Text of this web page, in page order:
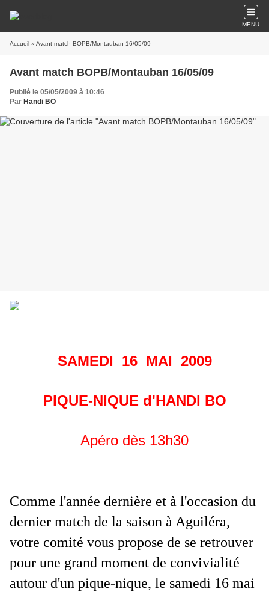
MENU
Accueil » Avant match BOPB/Montauban 16/05/09
Avant match BOPB/Montauban 16/05/09
Publié le 05/05/2009 à 10:46
Par Handi BO
SAMEDI 16 MAI 2009
PIQUE-NIQUE d'HANDI BO
Apéro dès 13h30
Comme l'année dernière et à l'occasion du
dernier match de la saison à Aguiléra,
votre comité vous propose de se retrouver
pour une grand moment de convivialité
autour d'un pique-nique, le samedi 16 mai